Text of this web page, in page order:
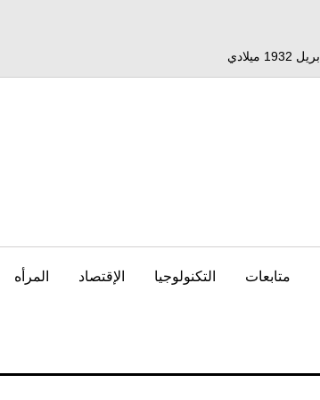
متابعات التكنولوجيا الإقتصاد المرأه